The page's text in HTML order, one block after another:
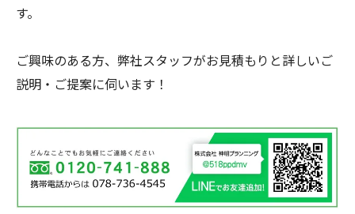
す。
ご興味のある方、弊社スタッフがお見積もりと詳しいご
説明・ご提案に伺います！